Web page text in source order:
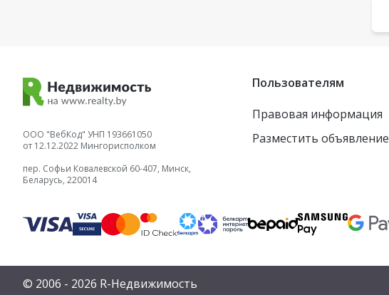
ООО "ВебКод" УНП 193661050
от 12.12.2022 Мингорисполком
пер. Софьи Ковалевской 60-407, Минск,
Беларусь, 220014
Пользователям
Правовая информация
Разместить объявление
© 2006 - 2026 R-Недвижимость